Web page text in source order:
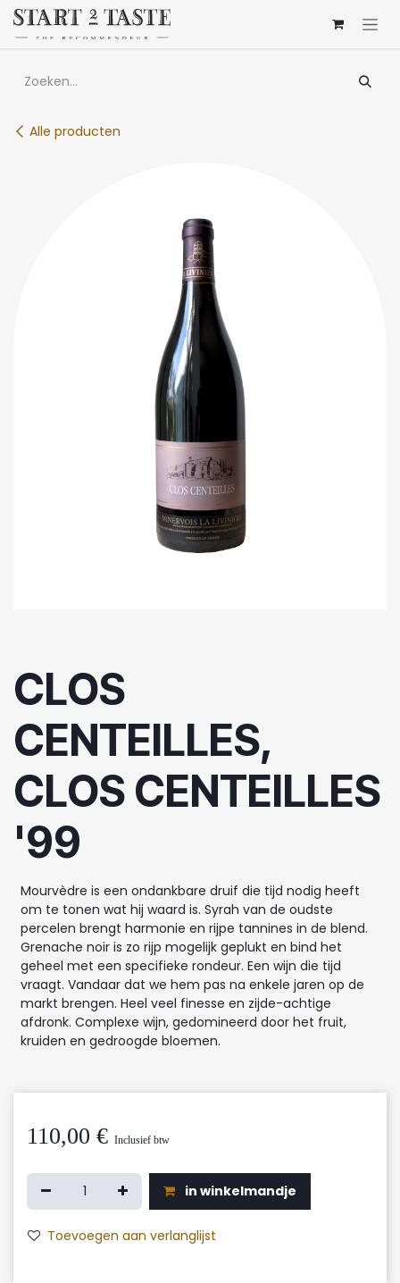
Overslaan naar inhoud
Alle producten
CLOS
CENTEILLES,
CLOS CENTEILLES
'99
Mourvèdre is een ondankbare druif die tijd nodig heeft
om te tonen wat hij waard is. Syrah van de oudste
percelen brengt harmonie en rijpe tannines in de blend.
Grenache noir is zo rijp mogelijk geplukt en bind het
geheel met een specifieke rondeur. Een wijn die tijd
vraagt. Vandaar dat we hem pas na enkele jaren op de
markt brengen. Heel veel finesse en zijde-achtige
afdronk. Complexe wijn, gedomineerd door het fruit,
kruiden en gedroogde bloemen.
110,00 € Inclusief btw
in winkelmandje
Toevoegen aan verlanglijst